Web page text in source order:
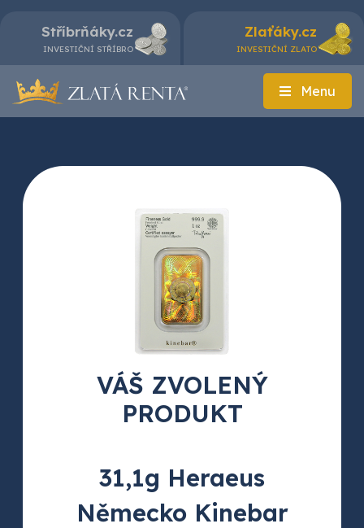
Stříbrňáky.cz
INVESTIČNÍ STŘÍBRO
Zlaťáky.cz
INVESTIČNÍ ZLATO
Menu
VÁŠ ZVOLENÝ
PRODUKT
31,1g Heraeus
Německo Kinebar